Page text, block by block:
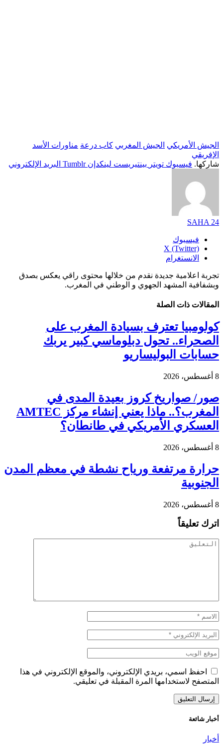
الجيش الأمريكي الجيش المغربي كاب درعة مناورات الأسد
الإفريقي
شاركها. فيسبوك تويتر بينتيريست لينكدإن Tumblr البريد الإلكتروني
SAHA 24
فيسبوك
X (Twitter)
الانستغرام
تجربة اعلامية جديدة نقدم من خلالها محتوى راقي يعكس بصدق
وبشفافية المشهد الجهوي و الوطني في المغرب.
المقالات ذات الصلة
كولومبيا تعترف بسيادة المغرب على
الصحراء.. تحول دبلوماسي كبير يربك
حسابات البوليساريو
8 أغسطس، 2026
صور/ صواريخ كروز بعيدة المدى في
المغرب؟.. ماذا يعني إنشاء مركز AMTEC
العسكري الأمريكي في طانطان؟
8 أغسطس، 2026
حرارة مرتفعة ورياح نشطة في معظم المدن
الجنوبية
8 أغسطس، 2026
اترك تعليقاً
احفظ اسمي، بريدي الإلكتروني، والموقع الإلكتروني في هذا
المتصفح لاستخدامها المرة المقبلة في تعليقي.
أخبار شائعة
أخبار